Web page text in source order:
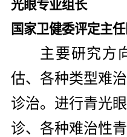
光眼专业组长
国家卫健委评定主
主要研究方
估、各种类型难
诊治。进行青光
诊、各种难治性